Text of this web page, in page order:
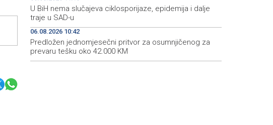
U BiH nema slučajeva ciklosporijaze, epidemija i dalje
traje u SAD-u
06.08.2026 10:42
Predložen jednomjesečni pritvor za osumnjičenog za
prevaru tešku oko 42.000 KM